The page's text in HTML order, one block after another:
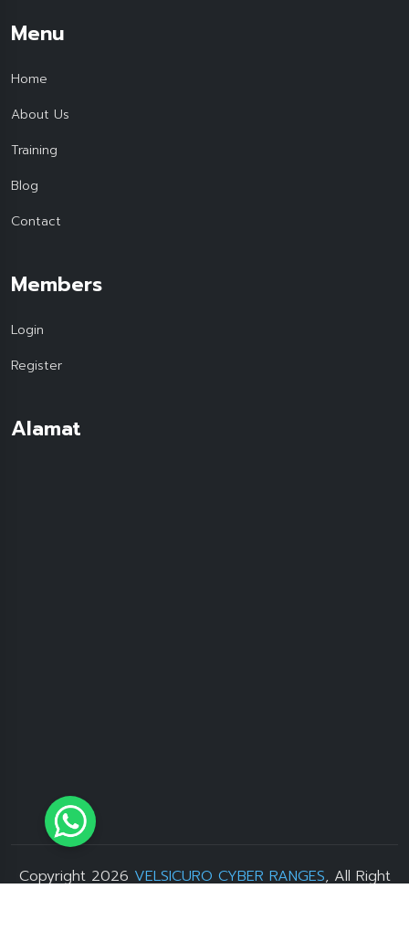
Menu
Home
About Us
Training
Blog
Contact
Members
Login
Register
Alamat
Copyright 2026 VELSICURO CYBER RANGES, All Right